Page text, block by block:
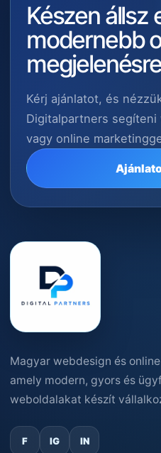
Készen állsz
modernebb
Kérj ajánlatot, és
Digitalpartners segíteni
vagy online
Magyar webdesign és
amely modern, gyors és
weboldalakat készít
F IG IN